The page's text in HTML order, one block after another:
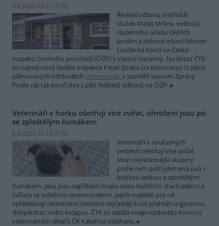
6.8.2026 15:22 (ČTK)
Ředitel odboru vnitřních
služeb Matěj Mrlina, vedoucí
služebního úřadu Oldřich
Jarolím a tisková mluvčí Miriam
Loužecká končí na České
inspekci životního prostředí (ČIŽP) z vlastní iniciativy. Na dotaz ČTK
to napsal nový ředitel inspekce Pavel Straka (za Motoristy). O jejich
plánovaných odchodech informovaly v pondělí Seznam Zprávy.
Podle něj tak končí dva z pěti ředitelů odborů na ČIŽP.
Veterináři v horku ošetřují více zvířat, ohrožení jsou psi
se zploštělým čumákem
6.8.2026 15:15 (ČTK)
Veterináři v současných
vedrech ošetřují více zvířat.
Mezi nejrizikovější skupiny
podle nich patří plemena psů s
krátkou lebkou a zploštělým
čumákem, jako jsou například mopsi nebo buldočci, starší jedinci a
zvířata se srdečním onemocněním. Jejich majitelé pro ně
vyhledávají veterinární ošetření nejčastěji kvůli přehřátí organismu,
dehydrataci nebo kolapsu. ČTK to sdělila viceprezidentka Komory
veterinárních lékařů ČR Kateřina Valdhans.